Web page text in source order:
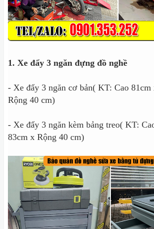
1. Xe đẩy 3 ngăn đựng đồ nghề
- Xe đẩy 3 ngăn cơ bản( KT: Cao
Rộng 40 cm)
- Xe đẩy 3 ngăn kèm bảng treo( KT:
83cm x Rộng 40 cm)